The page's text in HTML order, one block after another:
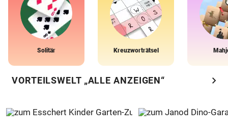
Solitär Kreuzworträtsel
VORTEILSWELT „ALLE ANZEIGEN“ chevron_right